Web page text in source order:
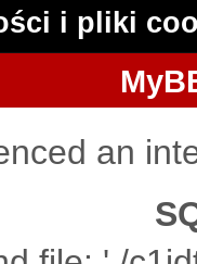
i pliki
an